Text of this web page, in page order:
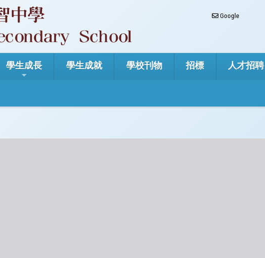
Google
學生成長 學生成就 學校刊物 招標 人才招聘